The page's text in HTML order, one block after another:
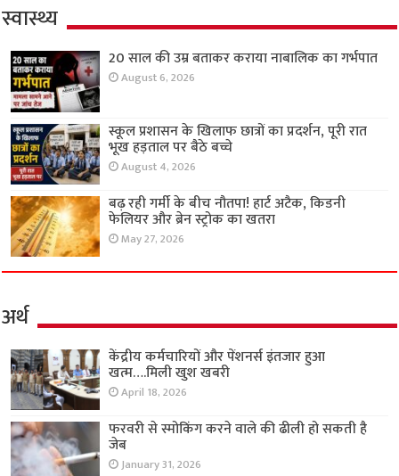
स्वास्थ्य
20 साल की उम्र बताकर कराया नाबालिक का गर्भपात
August 6, 2026
स्कूल प्रशासन के खिलाफ छात्रों का प्रदर्शन, पूरी रात
भूख हड़ताल पर बैठे बच्चे
August 4, 2026
बढ़ रही गर्मी के बीच नौतपा! हार्ट अटैक, किडनी
फेलियर और ब्रेन स्ट्रोक का खतरा
May 27, 2026
अर्थ
केंद्रीय कर्मचारियों और पेंशनर्स इंतजार हुआ
खत्म….मिली खुश खबरी
April 18, 2026
फरवरी से स्मोकिंग करने वाले की ढीली हो सकती है
जेब
January 31, 2026